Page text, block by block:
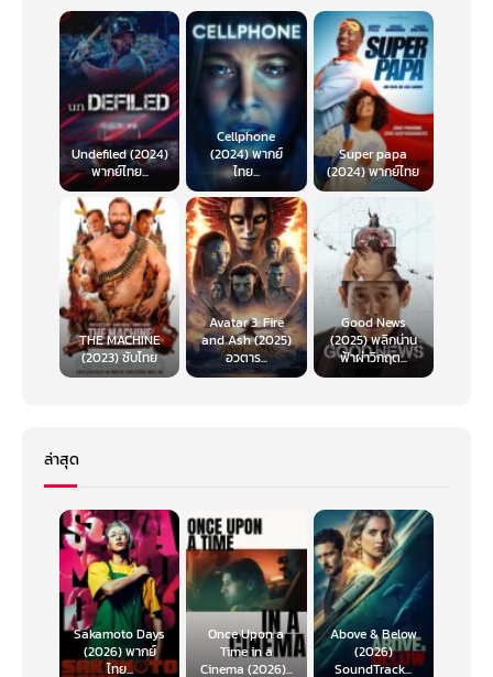
Undefiled (2024)
พากย์ไทย...
Cellphone
(2024) พากย์
ไทย...
Super papa
(2024) พากย์ไทย
THE MACHINE
(2023) ซับไทย
Avatar 3: Fire
and Ash (2025)
อวตาร...
Good News
(2025) พลิกน่าน
ฟ้าผ่าวิกฤต...
ล่าสุด
Sakamoto Days
(2026) พากย์
ไทย...
Once Upon a
Time in a
Cinema (2026)...
Above & Below
(2026)
SoundTrack...